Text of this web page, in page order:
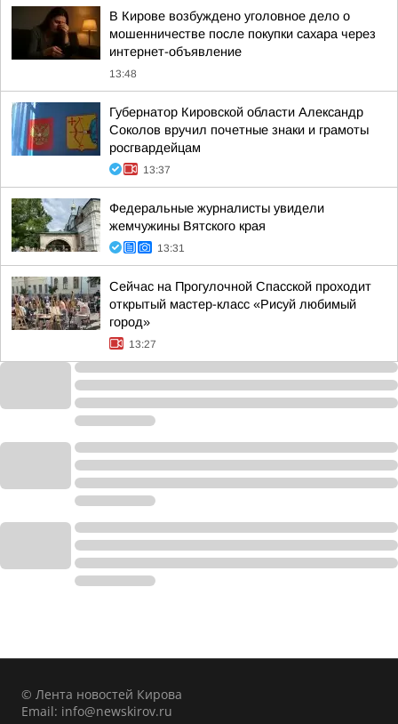
В Кирове возбуждено уголовное дело о
мошенничестве после покупки сахара через
интернет-объявление
13:48
Губернатор Кировской области Александр
Соколов вручил почетные знаки и грамоты
росгвардейцам
13:37
Федеральные журналисты увидели
жемчужины Вятского края
13:31
Сейчас на Прогулочной Спасской проходит
открытый мастер-класс «Рисуй любимый
город»
13:27
© Лента новостей Кирова
Email: info@newskirov.ru